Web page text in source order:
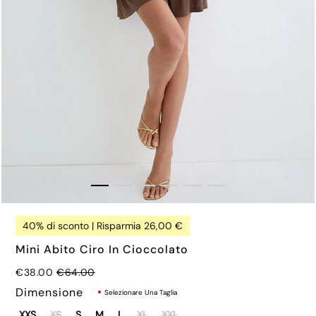
40% di sconto | Risparmia 26,00 €
Mini Abito Ciro In Cioccolato
€38.00Prezzo normale
€64.00
Dimensione Selezionare Una Taglia